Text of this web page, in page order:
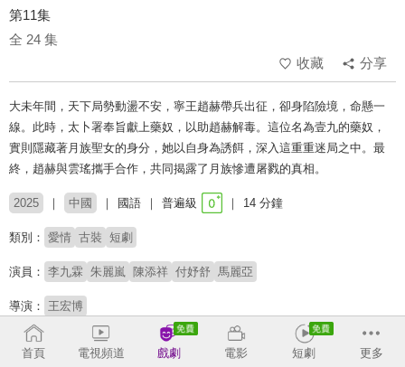
第11集
全 24 集
收藏
分享
大未年間，天下局勢動盪不安，寧王趙赫帶兵出征，卻身陷險境，命懸一
線。此時，太卜署奉旨獻上藥奴，以助趙赫解毒。這位名為壹九的藥奴，
實則隱藏著月族聖女的身分，她以自身為誘餌，深入這重重迷局之中。最
終，趙赫與雲瑤攜手合作，共同揭露了月族慘遭屠戮的真相。
2025 中國 國語 普遍級 14 分鐘
類別： 愛情 古裝 短劇
演員： 李九霖 朱麗嵐 陳添祥 付妤舒 馬麗亞
導演： 王宏博
首頁 電視頻道 戲劇 電影 短劇 更多